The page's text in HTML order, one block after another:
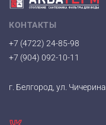
КОНТАКТЫ
+7 (4722) 24-85-98
+7 (904) 092-10-11
г. Белгород, ул.